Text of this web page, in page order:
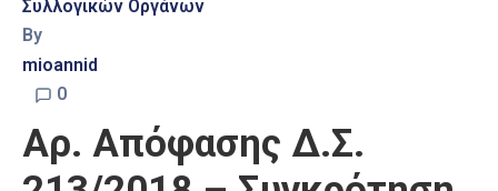
Υπηρεσίες
Του
Δήμου
Αποφάσεις
Συλλογικών Οργάνων
By
mioannid
0
Αρ. Απόφασης Δ.Σ.